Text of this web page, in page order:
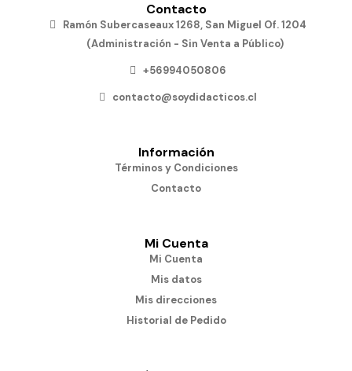
Contacto
Ramón Subercaseaux 1268, San Miguel Of. 1204
(Administración - Sin Venta a Público)
+56994050806
contacto@soydidacticos.cl
Información
Términos y Condiciones
Contacto
Mi Cuenta
Mi Cuenta
Mis datos
Mis direcciones
Historial de Pedido